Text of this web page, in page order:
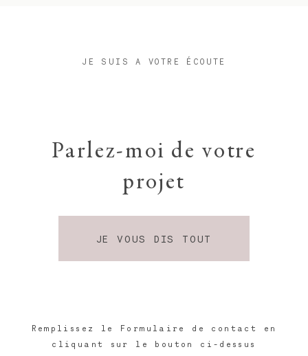
JE SUIS A VOTRE ÉCOUTE
Parlez-moi de votre
projet
JE VOUS DIS TOUT
Remplissez le Formulaire de contact en
cliquant sur le bouton ci-dessus